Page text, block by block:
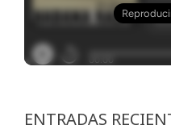
ENTRADAS